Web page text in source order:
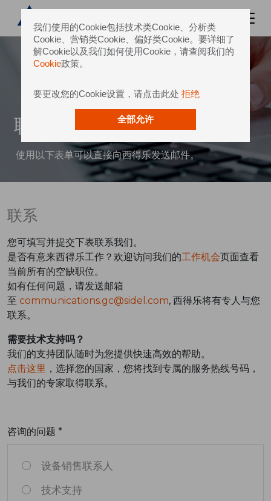
我们使用的Cookie包括技术类Cookie、分析类
Cookie、营销类Cookie、偏好类Cookie。要详细了
解Cookie以及我们如何使用Cookie，请查阅我们的
Cookie政策。
要更改您的Cookie设置，请点击此处 拒绝
全部允许
联系我们
使用以下表单可以直接向西得乐发送邮件。
联系
您可填写并提交下表联系我们。
是否有意来西得乐工作？欢迎访问我们的工作机会页面查看
当前所有的空缺职位。
如有任何问题，请发送邮箱
至 communications.gc@sidel.com, 西得乐将有专人与您
联系。
需要技术支持吗？
我们的支持团队随时为您提供快速高效的帮助。
点击这里 ，选择您的国家，您将找到专属的服务热线号码，
与我们的专家取得联系。
咨询的问题 *
设备销售联系人
技术支持